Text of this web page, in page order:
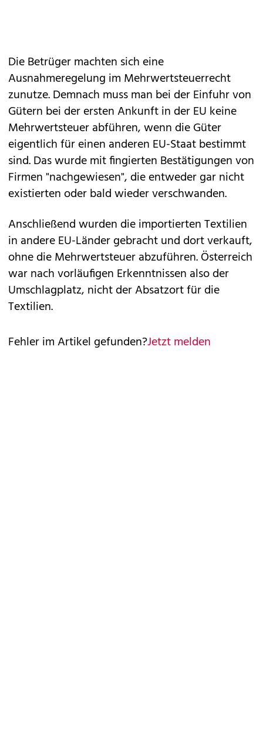
Die Betrüger machten sich eine
Ausnahmeregelung im Mehrwertsteuerrecht
zunutze. Demnach muss man bei der Einfuhr von
Gütern bei der ersten Ankunft in der EU keine
Mehrwertsteuer abführen, wenn die Güter
eigentlich für einen anderen EU-Staat bestimmt
sind. Das wurde mit fingierten Bestätigungen von
Firmen "nachgewiesen", die entweder gar nicht
existierten oder bald wieder verschwanden.
Anschließend wurden die importierten Textilien
in andere EU-Länder gebracht und dort verkauft,
ohne die Mehrwertsteuer abzuführen. Österreich
war nach vorläufigen Erkenntnissen also der
Umschlagplatz, nicht der Absatzort für die
Textilien.
Fehler im Artikel gefunden?Jetzt melden